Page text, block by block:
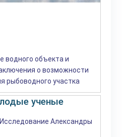
водного объекта и
о возможности
рыбоводного участка
ученые
Александры